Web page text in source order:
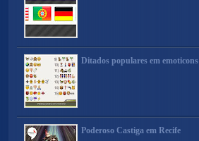
Ditados populares em emoticons
Poderoso Castiga em Recife